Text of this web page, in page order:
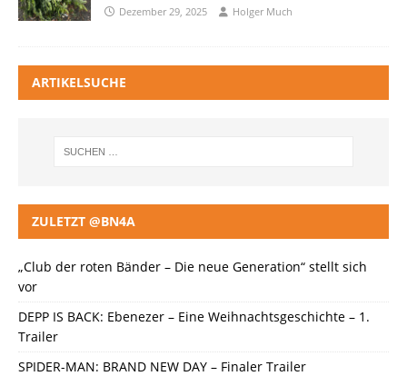
Dezember 29, 2025 Holger Much
ARTIKELSUCHE
ZULETZT @BN4A
„Club der roten Bänder – Die neue Generation“ stellt sich
vor
DEPP IS BACK: Ebenezer – Eine Weihnachtsgeschichte – 1.
Trailer
SPIDER-MAN: BRAND NEW DAY – Finaler Trailer